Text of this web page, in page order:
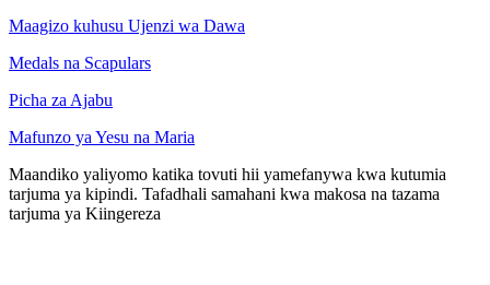
Maagizo kuhusu Ujenzi wa Dawa
Medals na Scapulars
Picha za Ajabu
Mafunzo ya Yesu na Maria
Maandiko yaliyomo katika tovuti hii yamefanywa kwa kutumia
tarjuma ya kipindi. Tafadhali samahani kwa makosa na tazama
tarjuma ya Kiingereza